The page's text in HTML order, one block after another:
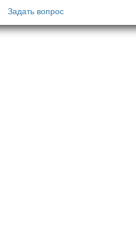
Задать вопрос